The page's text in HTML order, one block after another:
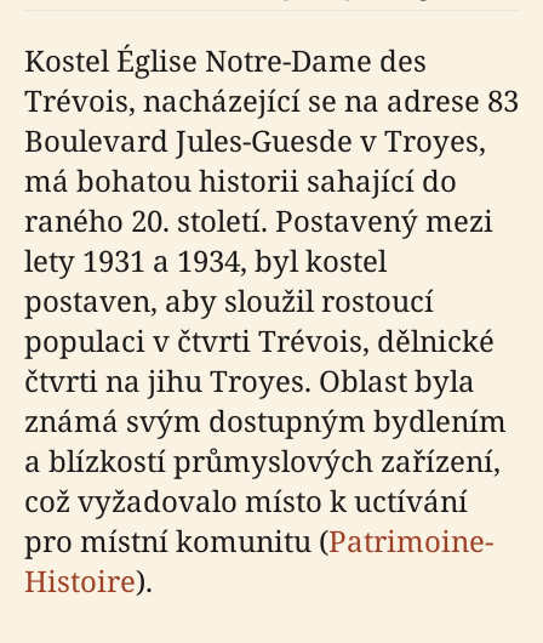
Kostel Église Notre-Dame des
Trévois, nacházející se na adrese 83
Boulevard Jules-Guesde v Troyes,
má bohatou historii sahající do
raného 20. století. Postavený mezi
lety 1931 a 1934, byl kostel
postaven, aby sloužil rostoucí
populaci v čtvrti Trévois, dělnické
čtvrti na jihu Troyes. Oblast byla
známá svým dostupným bydlením
a blízkostí průmyslových zařízení,
což vyžadovalo místo k uctívání
pro místní komunitu (Patrimoine-
Histoire).